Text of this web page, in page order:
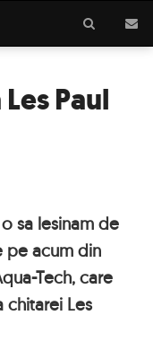
Paul
sa lesinam de
pe acum din
Tech, care
chitarei Les